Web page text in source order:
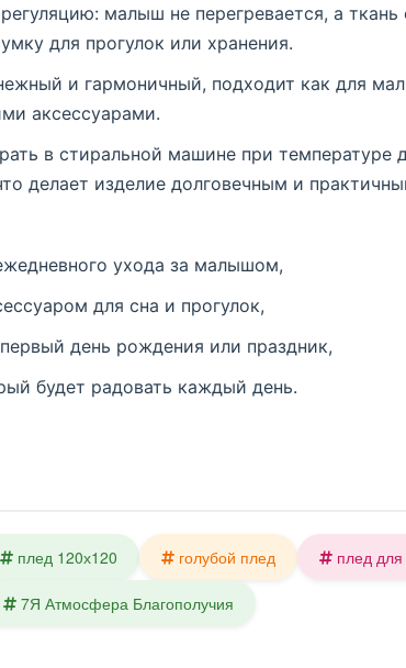
малыш не перегревается, а
для прогулок или хранения.
и гармоничный, подходит как для
аксессуарами.
в стиральной машине при температуре
делает изделие долговечным и
ухода за малышом,
для сна и прогулок,
день рождения или праздник,
будет радовать каждый день.
плед 120х120 голубой плед плед
7Я Атмосфера Благополучия